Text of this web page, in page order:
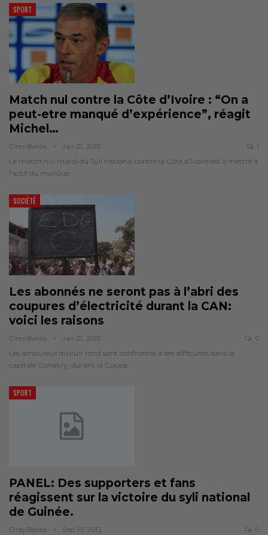
SPORT
Match nul contre la Côte d’Ivoire : “On a
peut-etre manqué d’expérience”, réagit
Michel…
Cirey.balde Jan 21, 2015 1
Le match nul mardi du Syli national contre la Côte d'Ivoire est à mettre à
l'actif du manque…
SOCIÉTÉ
Les abonnés ne seront pas à l’abri des
coupures d’électricité durant la CAN:
voici les raisons
Cirey.balde Jan 21, 2015 0
Les amoureux du cuir rond sont confrontés à des difficultés dans la
capitale Conakry, durant la Coupe…
SPORT
PANEL: Des supporters et fans
réagissent sur la victoire du syli national
de Guinée.
Cirey.balde Sep 10, 2012 0